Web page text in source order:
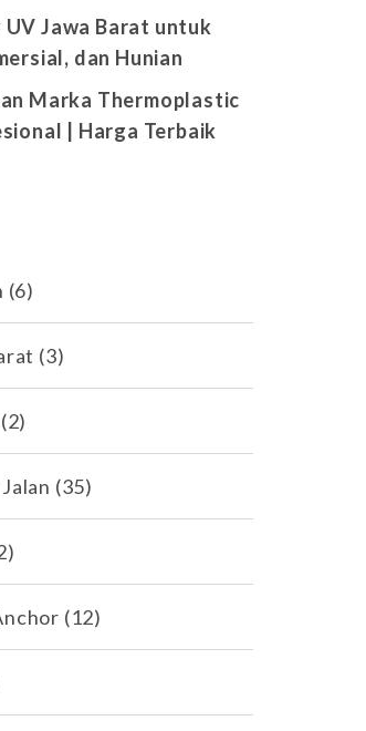
UV Jawa Barat untuk
dan Hunian
Marka Thermoplastic
| Harga Terbaik
(6)
(3)
(2)
(35)
(12)